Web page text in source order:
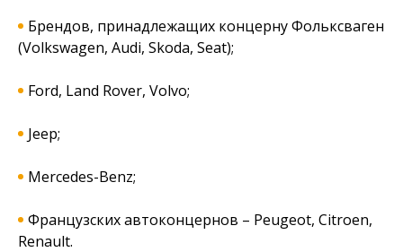
Брендов, принадлежащих концерну Фольксваген
(Volkswagen, Audi, Skoda, Seat);
Ford, Land Rover, Volvo;
Jeep;
Mercedes-Benz;
Французских автоконцернов – Peugeot, Citroen,
Renault.